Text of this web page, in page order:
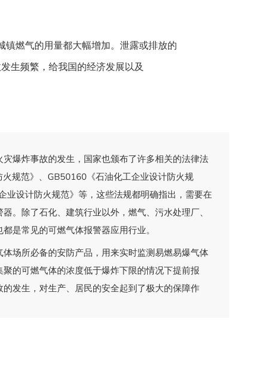
燃气的用量都大幅增加。泄露或排放的
生频繁，给我国的经济发展以及
爆炸事故的发生，国家也颁布了许多相关的法律法
规范》、GB50160《石油化工企业设计防火规
业设计防火规范》等，这些法规都明确指出，需要在
。除了石化、建筑行业以外，燃气、污水处理厂、
是常见的可燃气体报警器应用行业。
场所必备的安防产品，用来实时监测易燃易爆气体
的可燃气体的浓度低于爆炸下限的情况下提前报
发生，对生产、居民的安全起到了极大的保障作